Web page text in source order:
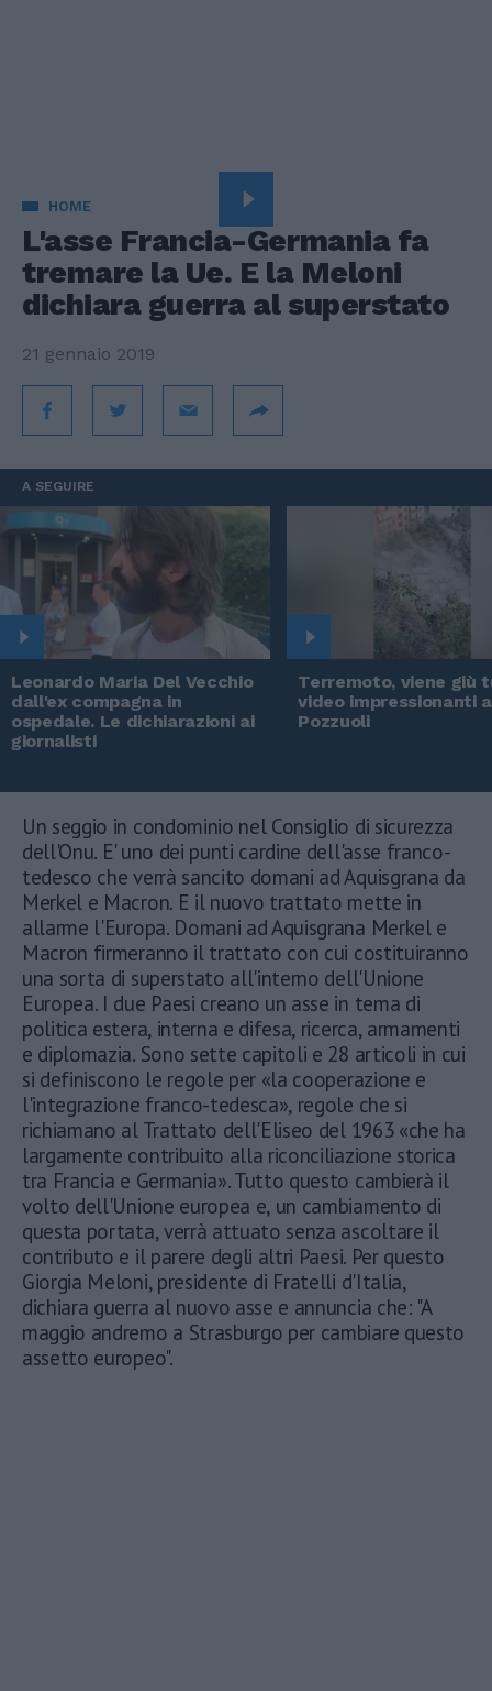
HOME
L'asse Francia-Germania fa
tremare la Ue. E la Meloni
dichiara guerra al superstato
21 gennaio 2019
A SEGUIRE
Leonardo Maria Del Vecchio
dall'ex compagna in
ospedale. Le dichiarazioni ai
giornalisti
Terremoto, viene giù
video impressionanti a
Pozzuoli
Un seggio in condominio nel Consiglio di sicurezza
dell'Onu. E' uno dei punti cardine dell'asse franco-
tedesco che verrà sancito domani ad Aquisgrana da
Merkel e Macron. E il nuovo trattato mette in
allarme l'Europa. Domani ad Aquisgrana Merkel e
Macron firmeranno il trattato con cui costituiranno
una sorta di superstato all'interno dell'Unione
Europea. I due Paesi creano un asse in tema di
politica estera, interna e difesa, ricerca, armamenti
e diplomazia. Sono sette capitoli e 28 articoli in cui
si definiscono le regole per «la cooperazione e
l'integrazione franco-tedesca», regole che si
richiamano al Trattato dell'Eliseo del 1963 «che ha
largamente contribuito alla riconciliazione storica
tra Francia e Germania». Tutto questo cambierà il
volto dell'Unione europea e, un cambiamento di
questa portata, verrà attuato senza ascoltare il
contributo e il parere degli altri Paesi. Per questo
Giorgia Meloni, presidente di Fratelli d'Italia,
dichiara guerra al nuovo asse e annuncia che: "A
maggio andremo a Strasburgo per cambiare questo
assetto europeo".